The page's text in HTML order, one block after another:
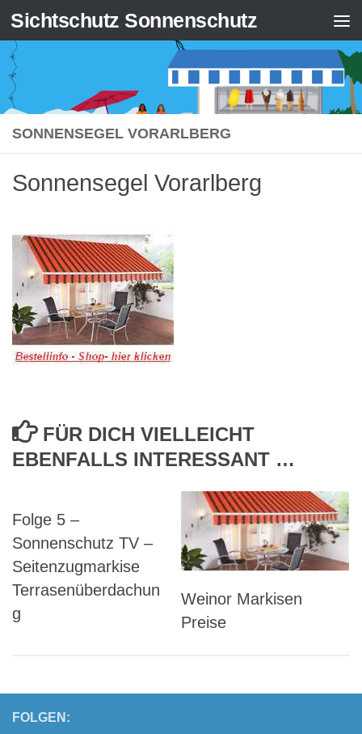
Zum Inhalt springen
Sichtschutz Sonnenschutz
SONNENSEGEL VORARLBERG
Sonnensegel Vorarlberg
FÜR DICH VIELLEICHT
EBENFALLS INTERESSANT …
Folge 5 –
Sonnenschutz TV –
Seitenzugmarkise
Terrasenüberdachun
g
Weinor Markisen
Preise
FOLGEN: